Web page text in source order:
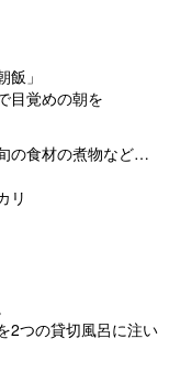
」
目覚めの朝を
の食材の煮物など…
リ
2つの貸切風呂に注い